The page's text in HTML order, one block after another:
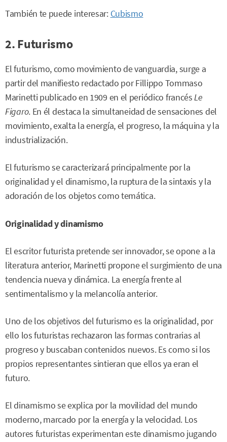
También te puede interesar: Cubismo
2. Futurismo
El futurismo, como movimiento de vanguardia, surge a
partir del manifiesto redactado por Fillippo Tommaso
Marinetti publicado en 1909 en el periódico francésLe
Figaro. En él destaca la simultaneidad de sensaciones del
movimiento, exalta la energía, el progreso, la máquina y la
industrialización.
El futurismo se caracterizará principalmente por la
originalidad y el dinamismo, la ruptura de la sintaxis y la
adoración de los objetos como temática.
Originalidad y dinamismo
El escritor futurista pretende ser innovador, se opone a la
literatura anterior, Marinetti propone el surgimiento de una
tendencia nueva y dinámica. La energía frente al
sentimentalismo y la melancolía anterior.
Uno de los objetivos del futurismo es la originalidad, por
ello los futuristas rechazaron las formas contrarias al
progreso y buscaban contenidos nuevos. Es como si los
propios representantes sintieran que ellos ya eran el
futuro.
El dinamismo se explica por la movilidad del mundo
moderno, marcado por la energía y la velocidad. Los
autores futuristas experimentan este dinamismo jugando